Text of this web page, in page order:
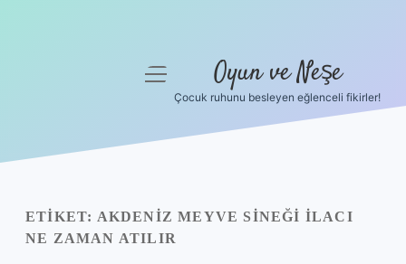
Yasal Uyarı
menüyü
Oyun ve Neşe
Çocuk ruhunu besleyen eğlenceli fikirler!
ETIKET: AKDENIZ MEYVE SINEĞI ILACI
NE ZAMAN ATILIR